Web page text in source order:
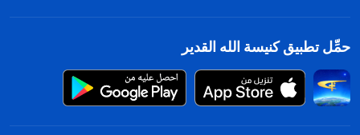
حمِّل تطبيق كنيسة الله القدير